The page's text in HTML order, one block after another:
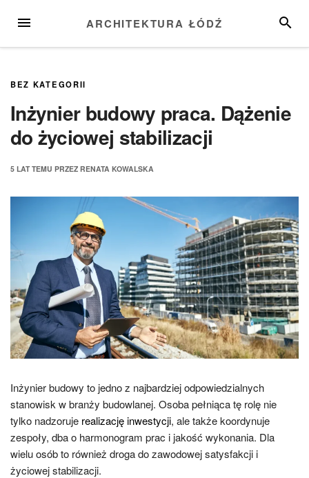
MENU ARCHITEKTURA ŁÓDŹ
BEZ KATEGORII
Inżynier budowy praca. Dążenie
do życiowej stabilizacji
5 LATTEMU PRZEZ RENATA KOWALSKA
Inżynier budowy to jedno z najbardziej odpowiedzialnych
stanowisk w branży budowlanej. Osoba pełniąca tę rolę nie
tylko nadzoruje realizację inwestycji, ale także koordynuje
zespoły, dba o harmonogram prac i jakość wykonania. Dla
wielu osób to również droga do zawodowej satysfakcji i
życiowej stabilizacji.